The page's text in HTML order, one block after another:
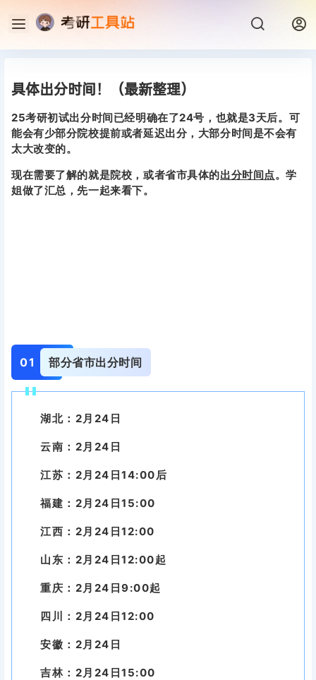
具体出分时间！（最新整理）
25考研初试出分时间已经明确在了24号，也就是3天后。可
能会有少部分院校提前或者延迟出分，大部分时间是不会有
太大改变的。
现在需要了解的就是院校，或者省市具体的出分时间点。学
姐做了汇总，先一起来看下。
01 部分省市出分时间
湖北：2月24日
云南：2月24日
江苏：2月24日14:00后
福建：2月24日15:00
江西：2月24日12:00
山东：2月24日12:00起
重庆：2月24日9:00起
四川：2月24日12:00
安徽：2月24日
吉林：2月24日15:00